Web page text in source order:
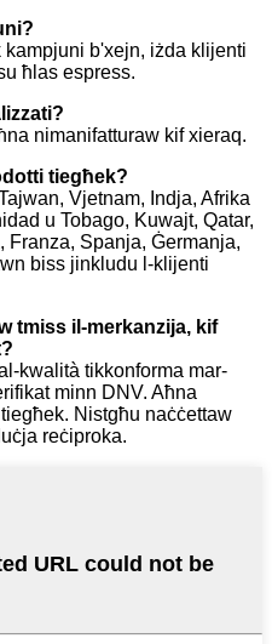
b'xejn, iżda klijenti
ħlas espress.
nimanifatturaw kif xieraq.
tiegħek?
Vjetnam, Indja, Afrika
u Tobago, Kuwajt, Qatar,
Franza, Spanja, Ġermanja,
biss jinkludu l-klijenti
tmiss il-merkanzija, kif
kwalità tikkonforma mar-
minn DNV. Aħna
Nistgħu naċċettaw
reċiproka.